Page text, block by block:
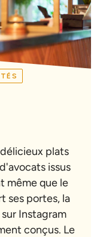
plats
issus
même que le
ses portes, la
Instagram
conçus. Le